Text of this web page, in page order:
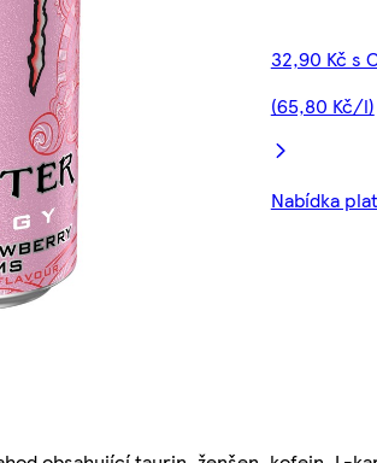
32,90 Kč s
(65,80 Kč/l)
Nabídka